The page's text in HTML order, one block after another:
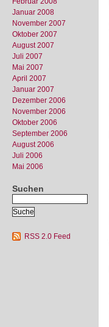
Januar 2008
November 2007
Oktober 2007
August 2007
Juli 2007
Mai 2007
April 2007
Januar 2007
Dezember 2006
November 2006
Oktober 2006
September 2006
August 2006
Juli 2006
Mai 2006
Suchen
RSS 2.0 Feed